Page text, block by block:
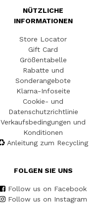
NÜTZLICHE
INFORMATIONEN
Store Locator
Gift Card
Größentabelle
Rabatte und
Sonderangebote
Klarna-Infoseite
Cookie- und
Datenschutzrichtlinie
Verkaufsbedingungen und
Konditionen
Anleitung zum Recycling
FOLGEN SIE UNS
Follow us on Facebook
Follow us on Instagram